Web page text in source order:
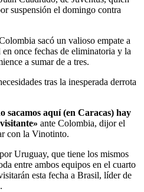
suspensión el domingo contra
sacó un valioso empate a
once fechas de eliminatoria y la
a sumar de a tres.
tras la inesperada derrota
sacamos aquí (en Caracas) hay
ante Colombia, dijor el
con la Vinotinto.
Uruguay, que tiene los mismos
entre ambos equipos en el cuarto
esta fecha a Brasil, líder de